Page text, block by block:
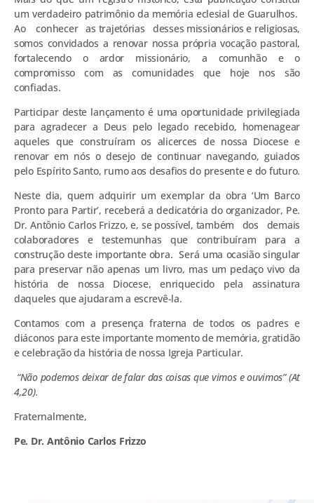
um verdadeiro patrimônio da memória eclesial de Guarulhos.
Ao conhecer as trajetórias desses missionários e religiosas,
somos convidados a renovar nossa própria vocação pastoral,
fortalecendo o ardor missionário, a comunhão e o
compromisso com as comunidades que hoje nos são
confiadas.
Participar deste lançamento é uma oportunidade privilegiada
para agradecer a Deus pelo legado recebido, homenagear
aqueles que construíram os alicerces de nossa Diocese e
renovar em nós o desejo de continuar navegando, guiados
pelo Espírito Santo, rumo aos desafios do presente e do futuro.
Neste dia, quem adquirir um exemplar da obra ‘Um Barco
Pronto para Partir’, receberá a dedicatória do organizador, Pe.
Dr. Antônio Carlos Frizzo, e, se possível, também dos demais
colaboradores e testemunhas que contribuíram para a
construção deste importante obra. Será uma ocasião singular
para preservar não apenas um livro, mas um pedaço vivo da
história de nossa Diocese, enriquecido pela assinatura
daqueles que ajudaram a escrevê-la.
Contamos com a presença fraterna de todos os padres e
diáconos para este importante momento de memória, gratidão
e celebração da história de nossa Igreja Particular.
“Não podemos deixar de falar das coisas que vimos e ouvimos” (At
4,20).
Fraternalmente,
Pe. Dr. Antônio Carlos Frizzo